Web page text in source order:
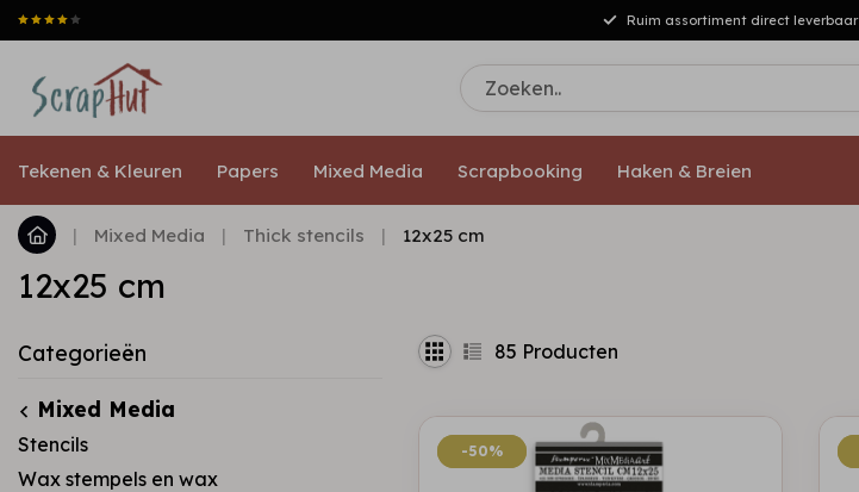
Ruim assortiment direct leverbaar
Tekenen & Kleuren Papers Mixed Media Scrapbooking Haken & Breien
| Mixed Media | Thick stencils | 12x25 cm
12x25 cm
Categorieën
Mixed Media
Stencils
Wax stempels en wax
85 Producten
-50%
-50%